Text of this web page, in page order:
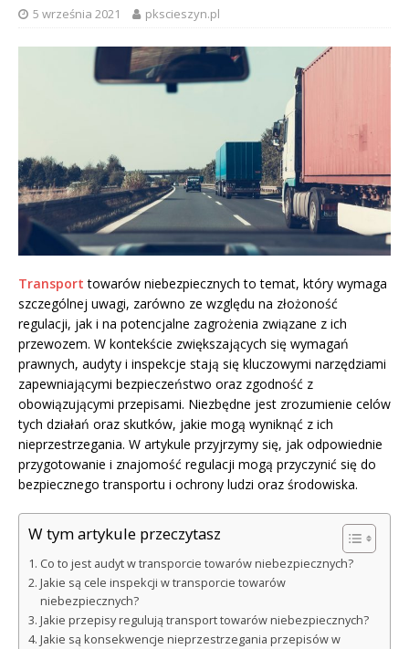
5 września 2021 pkscieszyn.pl
Transport towarów niebezpiecznych to temat, który wymaga
szczególnej uwagi, zarówno ze względu na złożoność
regulacji, jak i na potencjalne zagrożenia związane z ich
przewozem. W kontekście zwiększających się wymagań
prawnych, audyty i inspekcje stają się kluczowymi narzędziami
zapewniającymi bezpieczeństwo oraz zgodność z
obowiązującymi przepisami. Niezbędne jest zrozumienie celów
tych działań oraz skutków, jakie mogą wyniknąć z ich
nieprzestrzegania. W artykule przyjrzymy się, jak odpowiednie
przygotowanie i znajomość regulacji mogą przyczynić się do
bezpiecznego transportu i ochrony ludzi oraz środowiska.
W tym artykule przeczytasz
Co to jest audyt w transporcie towarów niebezpiecznych?
Jakie są cele inspekcji w transporcie towarów
niebezpiecznych?
Jakie przepisy regulują transport towarów niebezpiecznych?
Jakie są konsekwencje nieprzestrzegania przepisów w